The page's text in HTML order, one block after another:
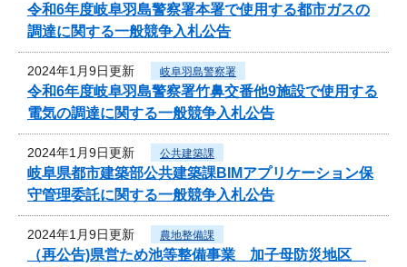
令和6年度岐阜羽島警察署本署で使用する都市ガスの
調達に関する一般競争入札公告
2024年1月9日更新 岐阜羽島警察署
令和6年度岐阜羽島警察署竹鼻交番他9施設で使用する
電気の調達に関する一般競争入札公告
2024年1月9日更新 公共建築課
岐阜県都市建築部公共建築課BIMアプリケーション保
守管理委託に関する一般競争入札公告
2024年1月9日更新 農地整備課
（再公告)県営ため池等整備事業 加子母防災地区